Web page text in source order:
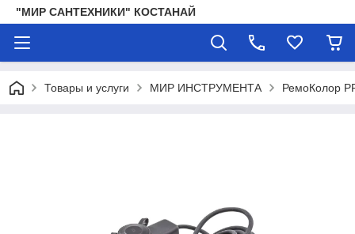
"МИР САНТЕХНИКИ" КОСТАНАЙ
Товары и услуги МИР ИНСТРУМЕНТА РемоКолор